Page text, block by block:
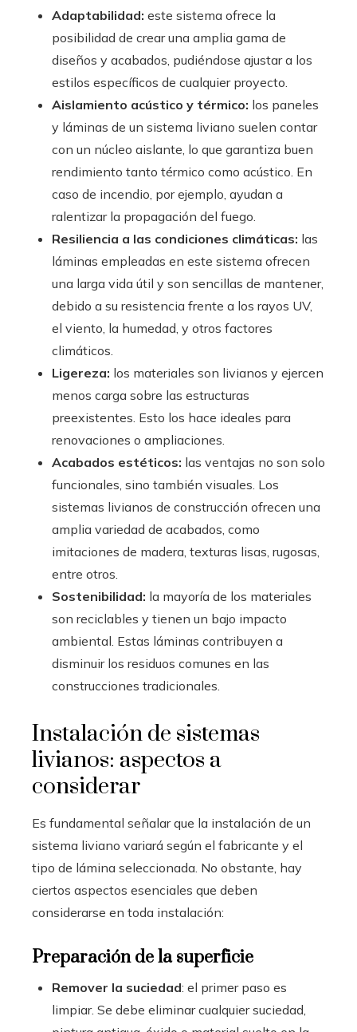
Adaptabilidad: este sistema ofrece la
posibilidad de crear una amplia gama de
diseños y acabados, pudiéndose ajustar a los
estilos específicos de cualquier proyecto.
Aislamiento acústico y térmico: los paneles
y láminas de un sistema liviano suelen contar
con un núcleo aislante, lo que garantiza buen
rendimiento tanto térmico como acústico. En
caso de incendio, por ejemplo, ayudan a
ralentizar la propagación del fuego.
Resiliencia a las condiciones climáticas: las
láminas empleadas en este sistema ofrecen
una larga vida útil y son sencillas de mantener,
debido a su resistencia frente a los rayos UV,
el viento, la humedad, y otros factores
climáticos.
Ligereza: los materiales son livianos y ejercen
menos carga sobre las estructuras
preexistentes. Esto los hace ideales para
renovaciones o ampliaciones.
Acabados estéticos: las ventajas no son solo
funcionales, sino también visuales. Los
sistemas livianos de construcción ofrecen una
amplia variedad de acabados, como
imitaciones de madera, texturas lisas, rugosas,
entre otros.
Sostenibilidad: la mayoría de los materiales
son reciclables y tienen un bajo impacto
ambiental. Estas láminas contribuyen a
disminuir los residuos comunes en las
construcciones tradicionales.
Instalación de sistemas
livianos: aspectos a
considerar
Es fundamental señalar que la instalación de un
sistema liviano variará según el fabricante y el
tipo de lámina seleccionada. No obstante, hay
ciertos aspectos esenciales que deben
considerarse en toda instalación:
Preparación de la superficie
Remover la suciedad: el primer paso es
limpiar. Se debe eliminar cualquier suciedad,